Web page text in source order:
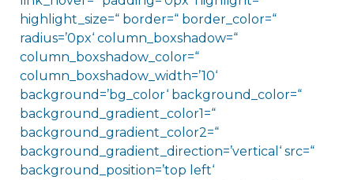
highlight_size=“ border=“ border_color=“
radius=’0px‘ column_boxshadow=“
column_boxshadow_color=“
column_boxshadow_width=’10‘
background=’bg_color‘ background_color=“
background_gradient_color1=“
background_gradient_color2=“
background_gradient_direction=’vertical‘ src=“
background_position=’top left‘